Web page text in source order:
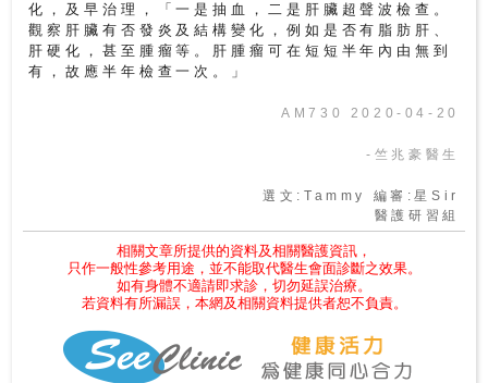
化，及早治理，「一是抽血，二是肝臟超聲波檢查。
觀察肝臟有否發炎及結構變化，例如是否有脂肪肝、
肝硬化，甚至腫瘤等。肝腫瘤可在短短半年內由無到
有，故應半年檢查一次。」
AM730 2020-04-20
-竺兆豪醫生
選文:Tammy 編審:星Sir
醫護研習組
相關文章所提供的資料及相關醫護資訊，
只作一般性參考用途，並不能取代醫生會面診斷之效果。
如有身體不適請即求診，切勿延誤治療。
若資料有所漏誤，本網及相關資料提供者恕不負責。